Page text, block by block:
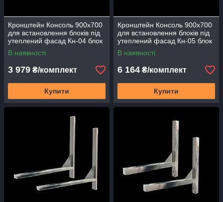
Кронштейн Консоль 900х700
для встановлення блоків під
утеплений фасад Кн-04 блок
системи VRV 18,12,24
В наявності
3 979 ₴/комплект
Купити
Кронштейн Консоль 900х700
для встановлення блоків під
утеплений фасад Кн-05 блок
системи VRV 18,12,24
В наявності
6 164 ₴/комплект
Купити